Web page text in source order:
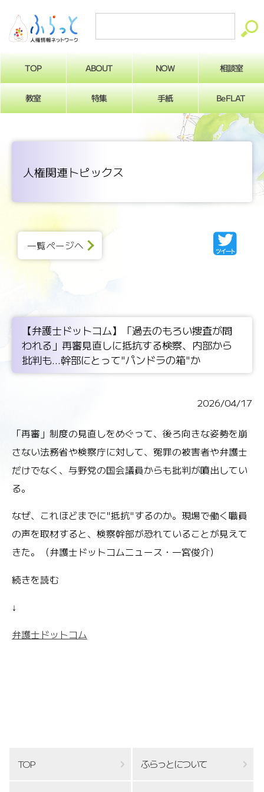
TOP ABOUT NOW 相談室
教室 特集 手紙 BeFLAT
人権関連トピックス
一覧ページへ
【弁護士ドットコム】「過去のもろい捜査が問
われる」再審見直しに抵抗する検察、内部から
批判も...幹部にとって"パンドラの箱"か
2026/04/17
「再審」制度の見直しをめぐって、後ろ向きな姿勢を崩
さない法務省や検察庁に対して、冤罪の被害者や弁護士
だけでなく、与野党の国会議員からも批判が噴出してい
る。
なぜ、これほどまでに"抵抗"するのか。現場で働く職員
の声を取材すると、検察幹部が恐れていることが見えて
きた。（弁護士ドットコムニュース・一宮俊介）
続きを読む
↓
弁護士ドットコム
TOP ふらっとについて